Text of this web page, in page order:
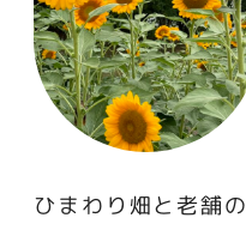
ひまわり畑と老舗の